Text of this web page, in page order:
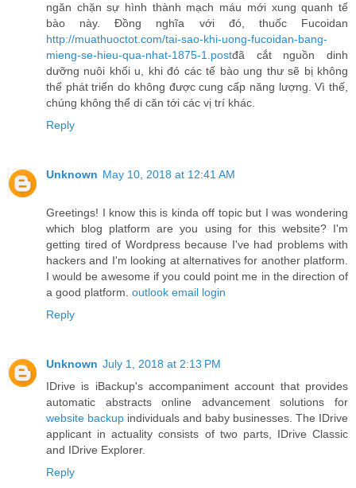
ngăn chặn sự hình thành mạch máu mới xung quanh tế
bào này. Đồng nghĩa với đó, thuốc Fucoidan
http://muathuoctot.com/tai-sao-khi-uong-fucoidan-bang-
mieng-se-hieu-qua-nhat-1875-1.postđã cắt nguồn dinh
dưỡng nuôi khối u, khi đó các tế bào ung thư sẽ bị không
thể phát triển do không được cung cấp năng lượng. Vì thế,
chúng không thể di căn tới các vị trí khác.
Reply
Unknown May 10, 2018 at 12:41 AM
Greetings! I know this is kinda off topic but I was wondering
which blog platform are you using for this website? I'm
getting tired of Wordpress because I've had problems with
hackers and I'm looking at alternatives for another platform.
I would be awesome if you could point me in the direction of
a good platform. outlook email login
Reply
Unknown July 1, 2018 at 2:13 PM
IDrive is iBackup's accompaniment account that provides
automatic abstracts online advancement solutions for
website backup individuals and baby businesses. The IDrive
applicant in actuality consists of two parts, IDrive Classic
and IDrive Explorer.
Reply